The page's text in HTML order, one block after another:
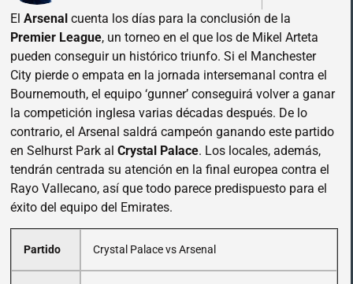
El Arsenal cuenta los días para la conclusión de la
Premier League, un torneo en el que los de Mikel Arteta
pueden conseguir un histórico triunfo. Si el Manchester
City pierde o empata en la jornada intersemanal contra el
Bournemouth, el equipo ‘gunner’ conseguirá volver a ganar
la competición inglesa varias décadas después. De lo
contrario, el Arsenal saldrá campeón ganando este partido
en Selhurst Park al Crystal Palace. Los locales, además,
tendrán centrada su atención en la final europea contra el
Rayo Vallecano, así que todo parece predispuesto para el
éxito del equipo del Emirates.
Partido Crystal Palace vs Arsenal